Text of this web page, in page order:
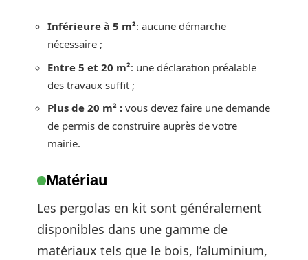
Inférieure à 5 m²: aucune démarche
nécessaire ;
Entre 5 et 20 m²: une déclaration préalable
des travaux suffit ;
Plus de 20 m² : vous devez faire une demande
de permis de construire auprès de votre
mairie.
Matériau
Les pergolas en kit sont généralement
disponibles dans une gamme de
matériaux tels que le bois, l’aluminium,